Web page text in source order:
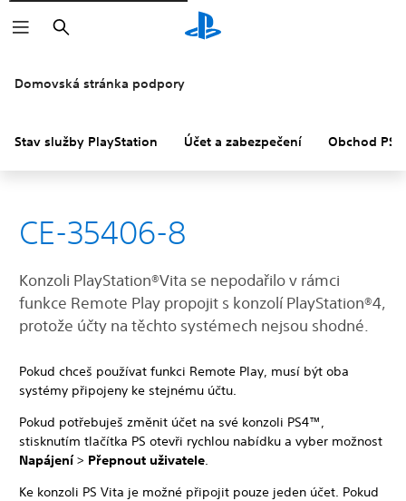
Vyhledat
Domovská stránka podpory
Stav služby PlayStation Účet a zabezpečení Obchod PS
CE-35406-8
Konzoli PlayStation®Vita se nepodařilo v rámci
funkce Remote Play propojit s konzolí PlayStation®4,
protože účty na těchto systémech nejsou shodné.
Pokud chceš používat funkci Remote Play, musí být oba
systémy připojeny ke stejnému účtu.
Pokud potřebuješ změnit účet na své konzoli PS4™,
stisknutím tlačítka PS otevři rychlou nabídku a vyber možnost
Napájení> Přepnout uživatele.
Ke konzoli PS Vita je možné připojit pouze jeden účet. Pokud